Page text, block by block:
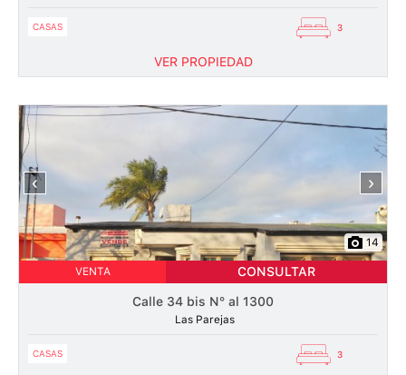
CASAS 3
VER PROPIEDAD
‹ ›
14
VENTA CONSULTAR
Calle 34 bis N° al 1300
Las Parejas
CASAS 3